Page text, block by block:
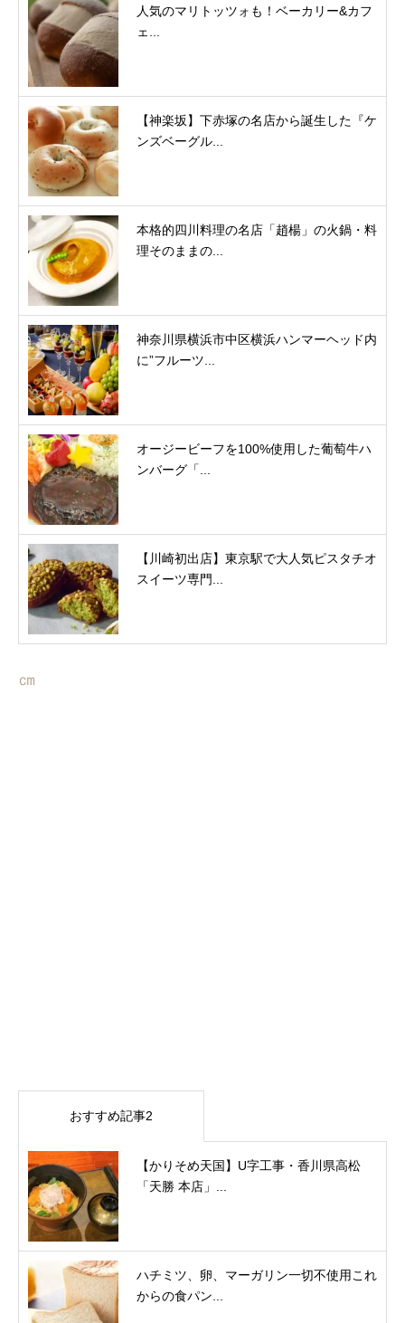
人気のマリトッツォも！ベーカリー&カフ
ェ...
【神楽坂】下赤塚の名店から誕生した『ケ
ンズベーグル...
本格的四川料理の名店「趙楊」の火鍋・料
理そのままの...
神奈川県横浜市中区横浜ハンマーヘッド内
に”フルーツ...
オージービーフを100%使用した葡萄牛ハ
ンバーグ「...
【川崎初出店】東京駅で大人気ピスタチオ
スイーツ専門...
㎝
おすすめ記事2
【かりそめ天国】U字工事・香川県高松
「天勝 本店」...
ハチミツ、卵、マーガリン一切不使用これ
からの食パン...